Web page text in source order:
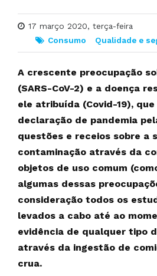
17 março 2020, terça-feira
Consumo
Qualidade e
A crescente preocupação
(SARS-CoV-2) e a doença
ele atribuída (Covid-19),
declaração de pandemia
questões e receios sobre a
contaminação através da
objetos de uso comum
algumas dessas
consideração todos os
levados a cabo até ao
evidência de qualquer tipo
através da ingestão de
crua.